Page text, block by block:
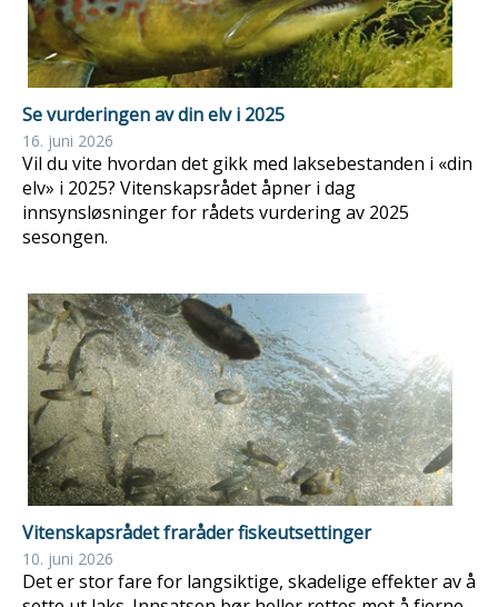
Se vurderingen av din elv i 2025
16. juni 2026
Vil du vite hvordan det gikk med laksebestanden i «din
elv» i 2025? Vitenskapsrådet åpner i dag
innsynsløsninger for rådets vurdering av 2025
sesongen.
Vitenskapsrådet fraråder fiskeutsettinger
10. juni 2026
Det er stor fare for langsiktige, skadelige effekter av å